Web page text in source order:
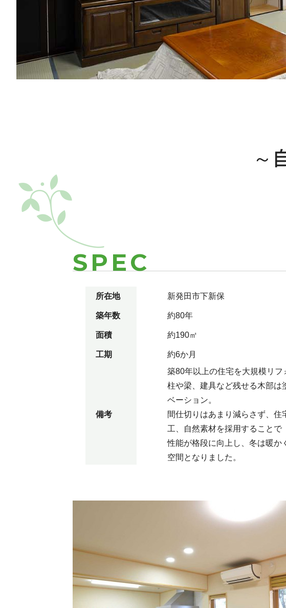
～
SPEC
所在地 新発田市下新保
築年数 約80年
面積 約190㎡
工期 約6か月
備考
築80年以上の住宅を大規模リフ
柱や梁、建具など残せる木部は
ベーション。
間仕切りはあまり減らさず、住
工、自然素材を採用することで
性能が格段に向上し、冬は暖か
空間となりました。